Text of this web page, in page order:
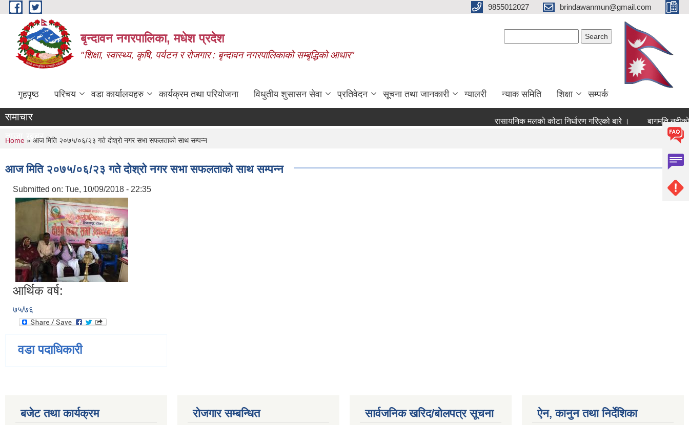
Skip to main content 9855012027 brindawanmun@gmail.com
बृन्दावन नगरपालिका, मधेश प्रदेश
"शिक्षा, स्वास्थ्य, कृषि, पर्यटन र रोजगार : बृन्दावन नगरपालिकाको सम्बृद्धिको आधार"
गृहपृष्ठ परिचय वडा कार्यालयहरु कार्यक्रम तथा परियोजना विधुतीय शुसासन सेवा प्रतिवेदन सूचना तथा जानकारी ग्यालरी न्याक समिति शिक्षा सम्पर्क
समाचार रासायनिक मलको कोटा निर्धारण गरिएको बारे । बागमति नदीको
ताजा खबर
You are here
Home » आज मिति २०७५/०६/२३ गते दोश्रो नगर सभा सफलताको साथ सम्पन्न
आज मिति २०७५/०६/२३ गते दोश्रो नगर सभा सफलताको साथ सम्पन्न
Submitted on: Tue, 10/09/2018 - 22:35
आर्थिक वर्ष:
७५/७६
वडा पदाधिकारी
बजेट तथा कार्यक्रम रोजगार सम्बन्धित सार्वजनिक खरिद/बोलपत्र सूचना ऐन, कानुन तथा निर्देशिका